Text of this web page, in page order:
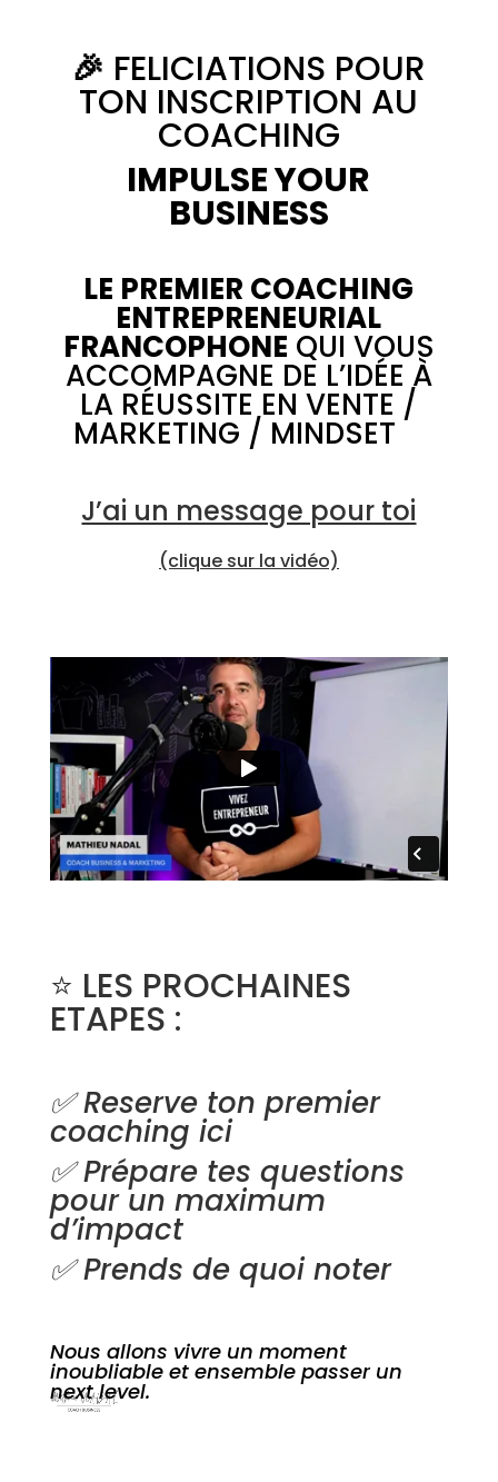
🎉 FELICIATIONS POUR
TON INSCRIPTION AU
COACHING
IMPULSE YOUR
BUSINESS
LE PREMIER COACHING
ENTREPRENEURIAL
FRANCOPHONE QUI VOUS
ACCOMPAGNE DE L’IDÉE À
LA RÉUSSITE EN VENTE /
MARKETING / MINDSET 🙏
J’ai un message pour toi
(clique sur la vidéo)
⭐️ LES PROCHAINES
ETAPES :
✅ Reserve ton premier
coaching ici
✅ Prépare tes questions
pour un maximum
d’impact
✅ Prends de quoi noter
Nous allons vivre un moment
inoubliable et ensemble passer un
next level.